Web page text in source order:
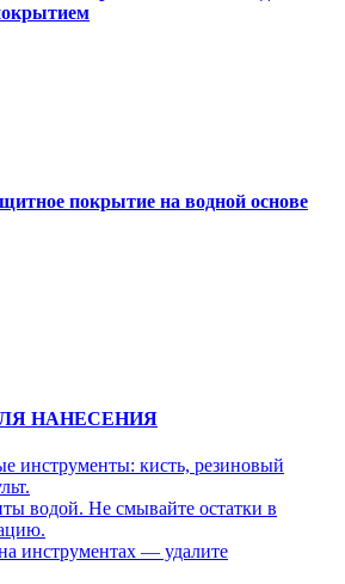
покрытие на водной основе
НАНЕСЕНИЯ
инструменты: кисть, резиновый
водой. Не смывайте остатки в
инструментах — удалите